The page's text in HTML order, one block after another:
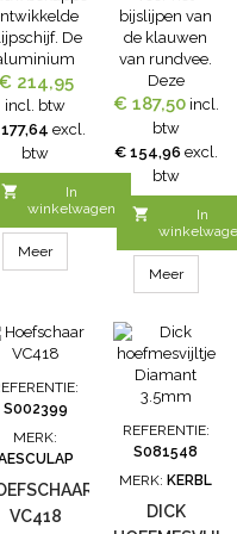
De
ProTrim
door
zijn
de schone
en
zeer goede
van
en
- zeer
schone
214,95
incl. btw
excl.
btw

In
winkelwagen
Meer
bijslijpen van
de klauwen
van rundvee.
Deze
aluminium
hoefslijpschijf
wordt door
veel
professionele
gebruikers,
zoals
klauwbekappers,
gebruikt.
Eigenschappen:-
behuizing-
Laag gewicht-
Door de
diagonale
stand van de
mesjes wordt
de hoornlaag
snel
verwijderd-
€ 187,50 incl.
btw
€ 154,96 excl.
btw

In
Meer
S002399
MERK:
VC418
REFERENTIE:
S081548
MERK:KERBL
DICK